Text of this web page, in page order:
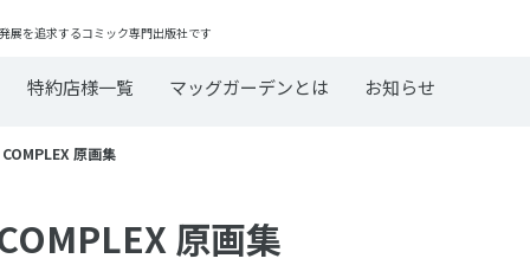
展を追求するコミック専門出版社です
特約店様一覧 マッグガーデンとは お知らせ
原画集
原画集